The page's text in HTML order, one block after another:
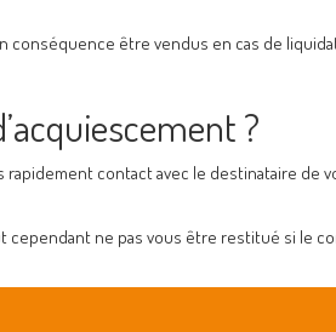
être vendus en cas de
?
contact avec le destinataire de
cependant ne pas vous être restitué si le